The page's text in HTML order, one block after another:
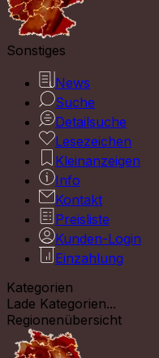
Sonstiges
News
Suche
Detailsuche
Lesezeichen
Kleinanzeigen
Info
Kontakt
Preisliste
Kunden-Login
Einzahlung
Kategorien
Lade Kategorien...
Regionenübersicht